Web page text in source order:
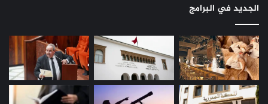
الجديد في البرامج